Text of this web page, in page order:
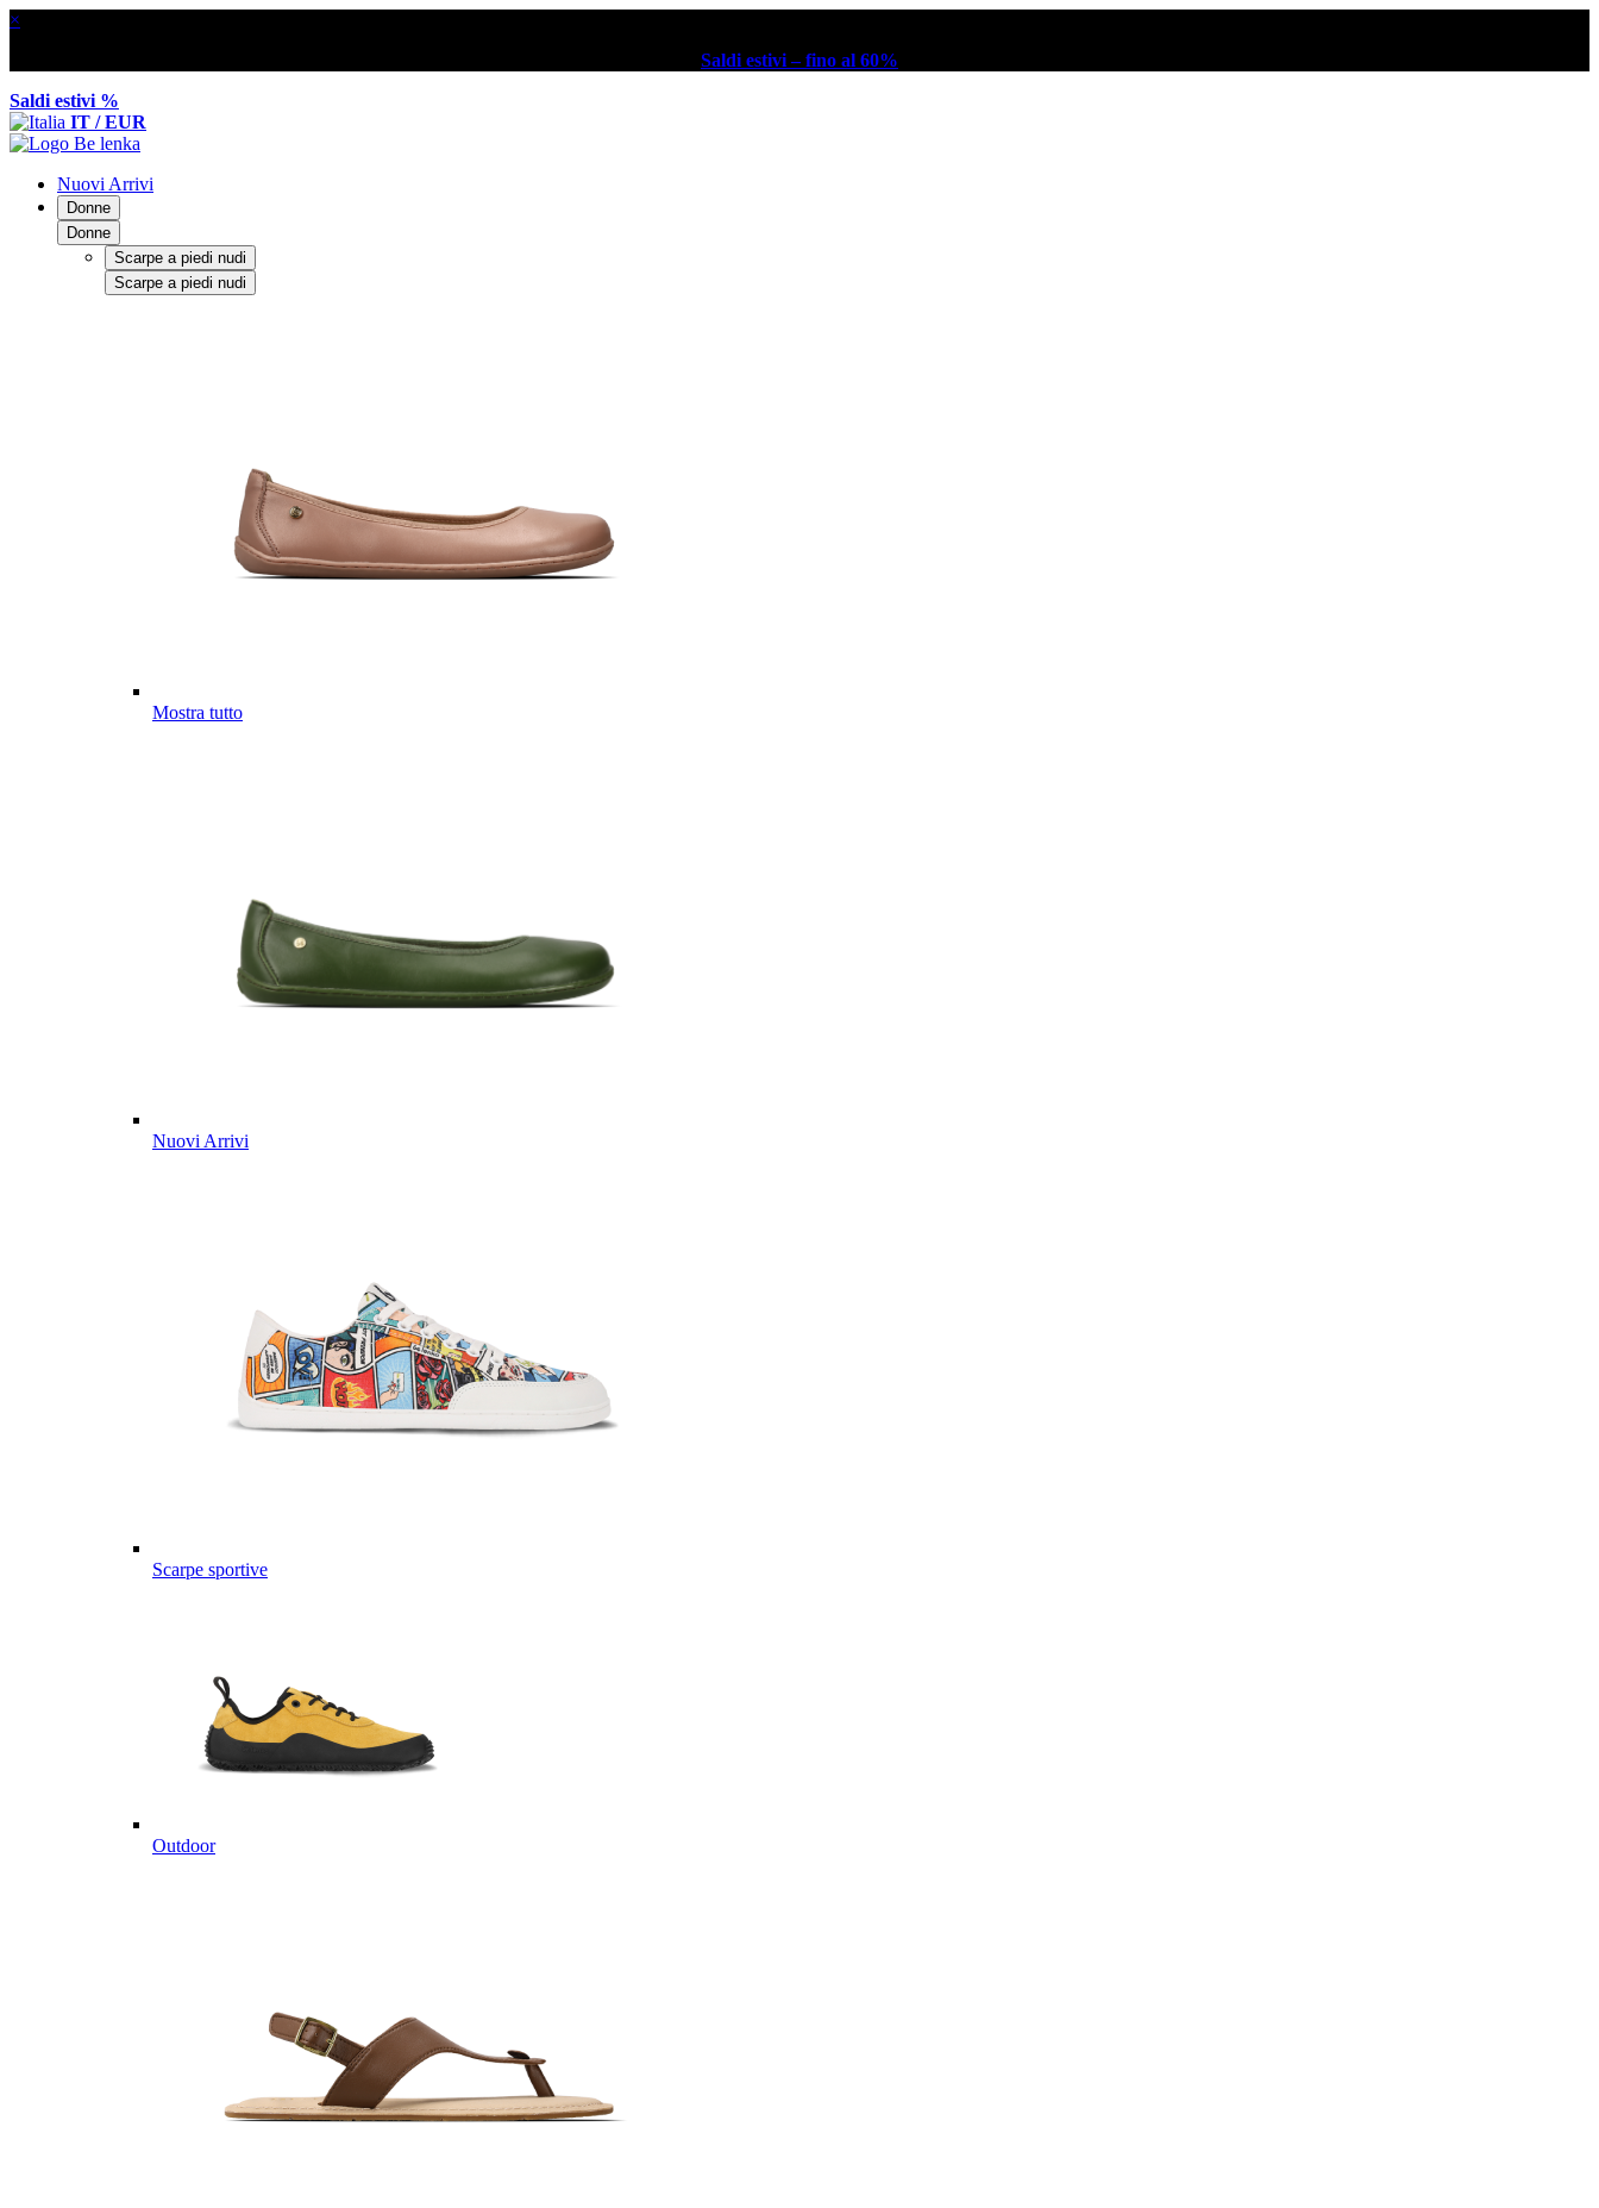
×
Saldi estivi – fino al 60%
Saldi estivi %
IT / EUR
Nuovi Arrivi
Donne
Donne
Scarpe a piedi nudi
Scarpe a piedi nudi
Mostra tutto
Nuovi Arrivi
Scarpe sportive
Outdoor